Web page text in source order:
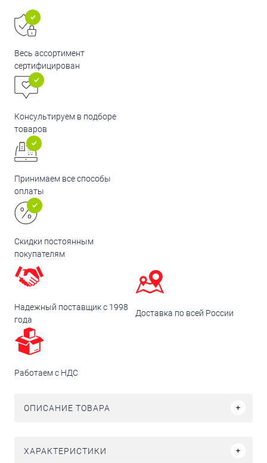
Весь ассортимент
сертифицирован
Консультируем в подборе
товаров
Принимаем все способы
оплаты
Скидки постоянным
покупателям
Надежный поставщик с 1998
года
Доставка по всей России
Работаем с НДС
ОПИСАНИЕ ТОВАРА
ХАРАКТЕРИСТИКИ